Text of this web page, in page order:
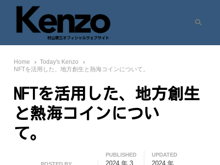
七転八起 – 村山憲三 Official Site
村山憲三ウェブサイト
Home
Today's Kenzo
NFTを活用した、地方創生と熱海コインについて。
NFTを活用した、地方創生
と熱海コインについ
て。
PUBLISHED
2024 年 3
UPDATED
2024 年